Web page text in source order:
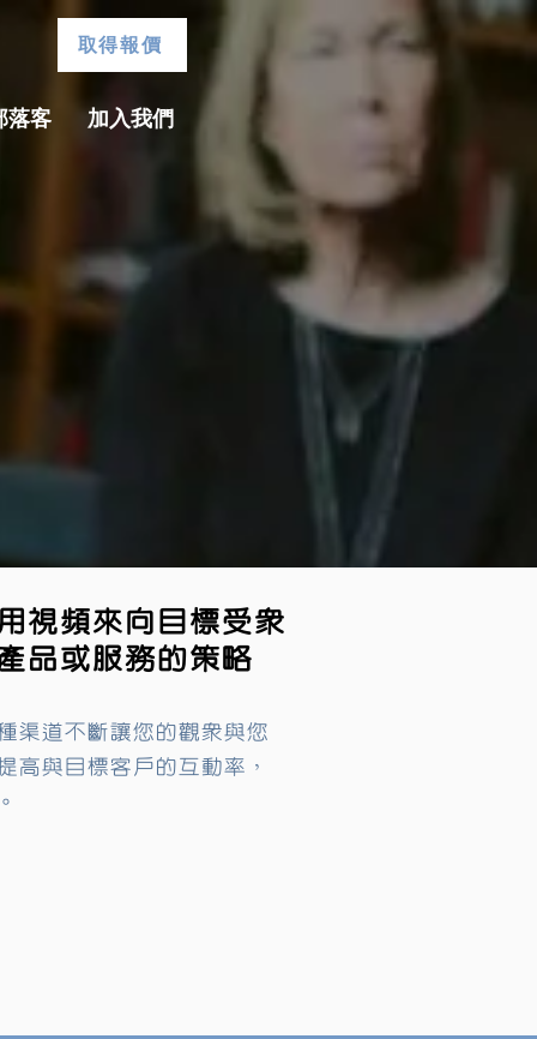
落客 加入我們
取得報價
視頻來向目標受眾
品或服務的策略
渠道不斷讓您的觀眾與您
高與目標客戶的互動率，